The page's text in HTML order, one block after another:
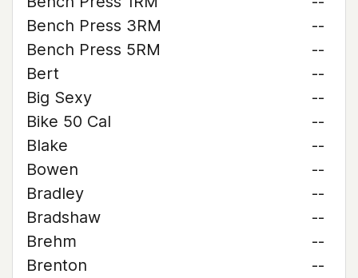
Bench Press 3RM
--
Bench Press 5RM
--
Bert
--
Big Sexy
--
Bike 50 Cal
--
Blake
--
Bowen
--
Bradley
--
Bradshaw
--
Brehm
--
Brenton
--